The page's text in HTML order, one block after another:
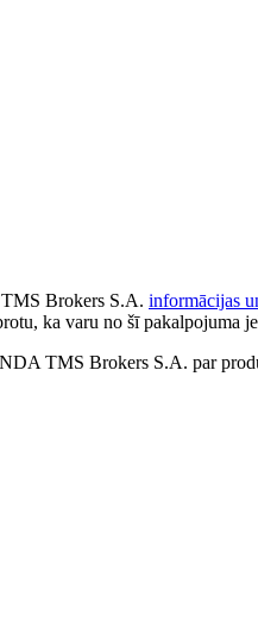
Brokers S.A. informācijas
ka varu no šī pakalpojuma
TMS Brokers S.A. par